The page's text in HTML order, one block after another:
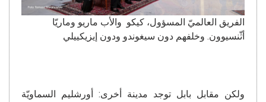
الفريق العالميّ المسؤول، كيكو والأب ماريو وماريّا
أثّنسيوون. وخلفهم دون سيغوندو ودون إيزيكييلي
ولكن مقابل بابل توجد مدينة أخرى: أورشليم السماويّة